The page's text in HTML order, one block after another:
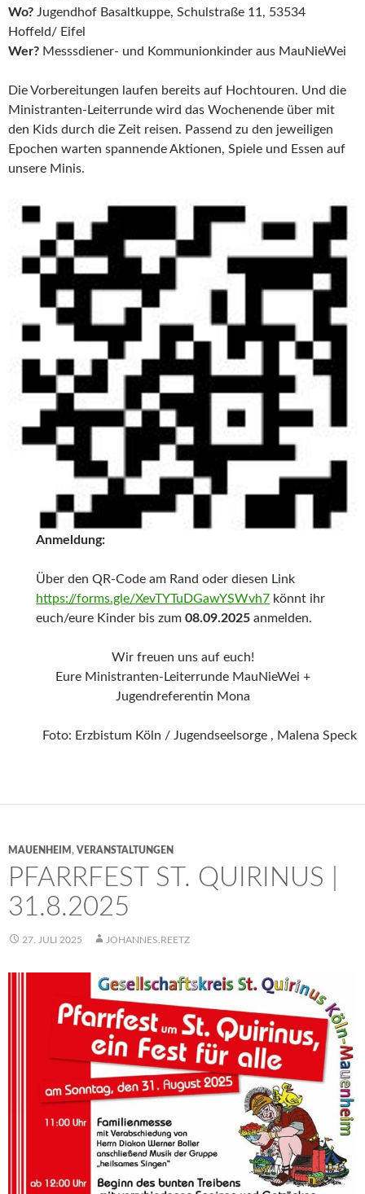
Wo? Jugendhof Basaltkuppe, Schulstraße 11, 53534
Hoffeld/ Eifel
Wer? Messsdiener- und Kommunionkinder aus MauNieWei
Die Vorbereitungen laufen bereits auf Hochtouren. Und die
Ministranten-Leiterrunde wird das Wochenende über mit
den Kids durch die Zeit reisen. Passend zu den jeweiligen
Epochen warten spannende Aktionen, Spiele und Essen auf
unsere Minis.
Anmeldung:
Über den QR-Code am Rand oder diesen Link
https://forms.gle/XevTYTuDGawYSWvh7 könnt ihr
euch/eure Kinder bis zum08.09.2025 anmelden.
Wir freuen uns auf euch!
Eure Ministranten-Leiterrunde MauNieWei +
Jugendreferentin Mona
Foto: Erzbistum Köln / Jugendseelsorge , Malena Speck
MAUENHEIM , VERANSTALTUNGEN
PFARRFEST ST. QUIRINUS |
31.8.2025
27. JULI 2025 JOHANNES.REETZ